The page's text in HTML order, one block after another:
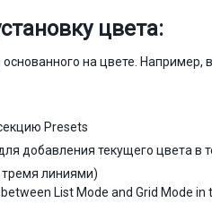
цвета:
на цвете.
Presets
добавления текущего цвета в
тремя линиями)
List Mode and Grid Mode